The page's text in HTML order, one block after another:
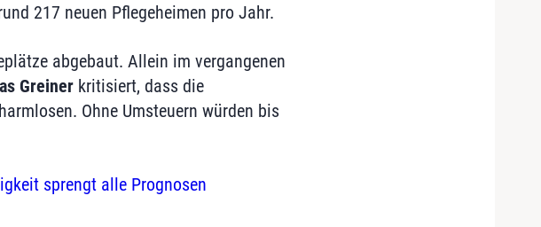
217 neuen Pflegeheimen pro Jahr.
abgebaut. Allein im vergangenen
Greinerkritisiert, dass die
Ohne Umsteuern würden bis
sprengt alle Prognosen